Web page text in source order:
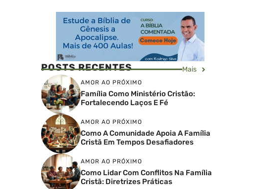
POSTS RECENTES Mais
AMOR AO PRÓXIMO
Família Como Ministério Cristão:
Fortalecendo Laços E Fé
AMOR AO PRÓXIMO
Como A Comunidade Apoia A Família
Cristã Em Tempos Desafiadores
AMOR AO PRÓXIMO
Como Lidar Com Conflitos Na Família
Cristã: Diretrizes Práticas